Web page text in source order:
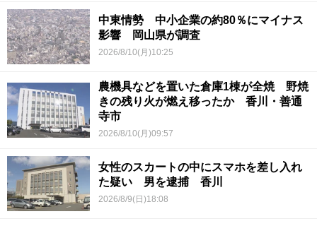
中東情勢 中小企業の約80％にマイナス
影響 岡山県が調査
2026/8/10(月)10:25
農機具などを置いた倉庫1棟が全焼 野焼
きの残り火が燃え移ったか 香川・善通
寺市
2026/8/10(月)09:57
女性のスカートの中にスマホを差し入れ
た疑い 男を逮捕 香川
2026/8/9(日)18:08